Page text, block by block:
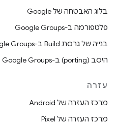
בלוג האבטחה של Google
פלטפורמה ב-Google Groups
בנייה של גרסת Build ב-Google Groups
היסב (porting) ב-Google Groups
עזרה
מרכז העזרה של Android
מרכז העזרה של Pixel